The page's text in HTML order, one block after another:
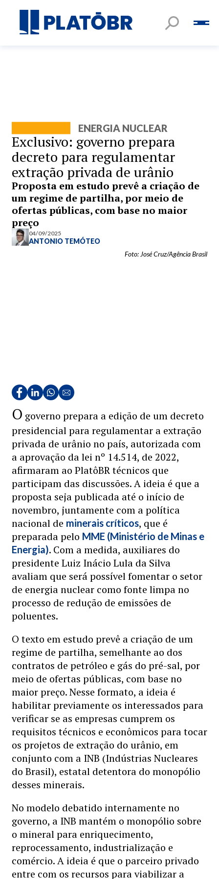
ENERGIA NUCLEAR
Exclusivo: governo prepara
decreto para regulamentar
extração privada de urânio
Proposta em estudo prevê a criação de
um regime de partilha, por meio de
ofertas públicas, com base no maior
preço
04/09/2025
ANTONIO TEMÓTEO
Foto: José Cruz/Agência Brasil
O governo prepara a edição de um decreto
presidencial para regulamentar a extração
privada de urânio no país, autorizada com
a aprovação da lei nº 14.514, de 2022,
afirmaram ao PlatôBR técnicos que
participam das discussões. A ideia é que a
proposta seja publicada até o início de
novembro, juntamente com a política
nacional de minerais críticos, que é
preparada pelo MME (Ministério de Minas e
Energia). Com a medida, auxiliares do
presidente Luiz Inácio Lula da Silva
avaliam que será possível fomentar o setor
de energia nuclear como fonte limpa no
processo de redução de emissões de
poluentes.
O texto em estudo prevê a criação de um
regime de partilha, semelhante ao dos
contratos de petróleo e gás do pré-sal, por
meio de ofertas públicas, com base no
maior preço. Nesse formato, a ideia é
habilitar previamente os interessados para
verificar se as empresas cumprem os
requisitos técnicos e econômicos para tocar
os projetos de extração do urânio, em
conjunto com a INB (Indústrias Nucleares
do Brasil), estatal detentora do monopólio
desses minerais.
No modelo debatido internamente no
governo, a INB mantém o monopólio sobre
o mineral para enriquecimento,
reprocessamento, industrialização e
comércio. A ideia é que o parceiro privado
entre com os recursos para viabilizar a